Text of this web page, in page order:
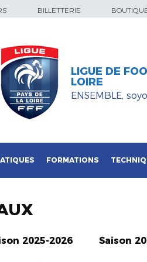
BILLETTERIE
LIGUE DE
LOIRE
ENSEMBLE,
FORMATIONS
2025-2026 Saison